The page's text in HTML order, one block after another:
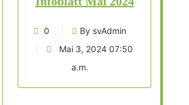
0
By svAdmin
Mai 3, 2024 07:50
a.m.